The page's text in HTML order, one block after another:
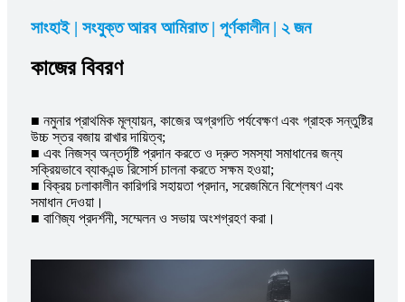
সাংহাই | সংযুক্ত আরব আমিরাত | পূর্ণকালীন | ২ জন
কাজের বিবরণ
■ নমুনার প্রাথমিক মূল্যায়ন, কাজের অগ্রগতি পর্যবেক্ষণ এবং গ্রাহক সন্তুষ্টির
উচ্চ স্তর বজায় রাখার দায়িত্ব;
■ এবং নিজস্ব অন্তর্দৃষ্টি প্রদান করতে ও দ্রুত সমস্যা সমাধানের জন্য
সক্রিয়ভাবে ব্যাকএন্ড রিসোর্স চালনা করতে সক্ষম হওয়া;
■ বিক্রয় চলাকালীন কারিগরি সহায়তা প্রদান, সরেজমিনে বিশ্লেষণ এবং
সমাধান দেওয়া।
■ বাণিজ্য প্রদর্শনী, সম্মেলন ও সভায় অংশগ্রহণ করা।